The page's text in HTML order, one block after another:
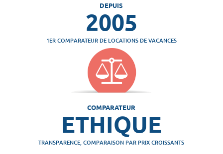
DEPUIS
2005
1ER COMPARATEUR DE LOCATIONS DE VACANCES
COMPARATEUR
ETHIQUE
TRANSPARENCE, COMPARAISON PAR PRIX CROISSANTS